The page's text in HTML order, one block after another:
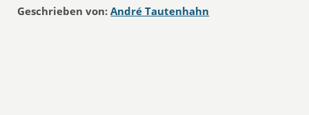
Geschrieben von: André Tautenhahn